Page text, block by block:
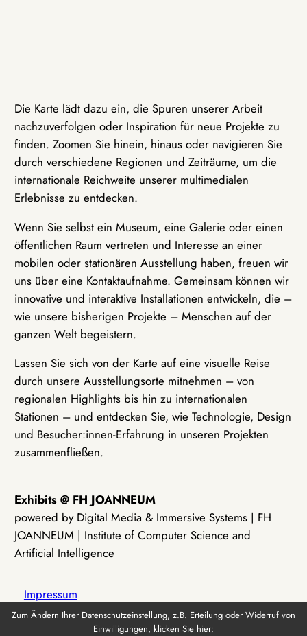
Die Karte lädt dazu ein, die Spuren unserer Arbeit
nachzuverfolgen oder Inspiration für neue Projekte zu
finden. Zoomen Sie hinein, hinaus oder navigieren Sie
durch verschiedene Regionen und Zeiträume, um die
internationale Reichweite unserer multimedialen
Erlebnisse zu entdecken.
Wenn Sie selbst ein Museum, eine Galerie oder einen
öffentlichen Raum vertreten und Interesse an einer
mobilen oder stationären Ausstellung haben, freuen wir
uns über eine Kontaktaufnahme. Gemeinsam können wir
innovative und interaktive Installationen entwickeln, die –
wie unsere bisherigen Projekte – Menschen auf der
ganzen Welt begeistern.
Lassen Sie sich von der Karte auf eine visuelle Reise
durch unsere Ausstellungsorte mitnehmen – von
regionalen Highlights bis hin zu internationalen
Stationen – und entdecken Sie, wie Technologie, Design
und Besucher:innen-Erfahrung in unseren Projekten
zusammenfließen.
Exhibits @ FH JOANNEUM
powered by Digital Media & Immersive Systems | FH
JOANNEUM | Institute of Computer Science and
Artificial Intelligence
Impressum
Zum Ändern Ihrer Datenschutzeinstellung, z.B. Erteilung oder Widerruf von
Einwilligungen, klicken Sie hier: